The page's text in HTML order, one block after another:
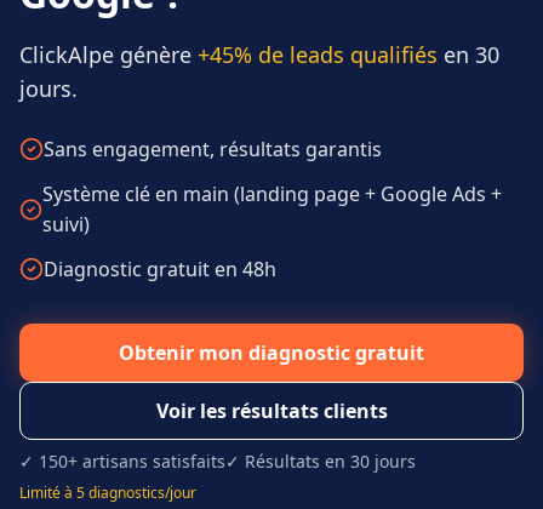
ClickAlpe génère +45% de leads qualifiés en 30
jours.
Sans engagement, résultats garantis
Système clé en main (landing page + Google Ads +
suivi)
Diagnostic gratuit en 48h
Obtenir mon diagnostic gratuit
Voir les résultats clients
✓ 150+ artisans satisfaits✓ Résultats en 30 jours
Limité à 5 diagnostics/jour